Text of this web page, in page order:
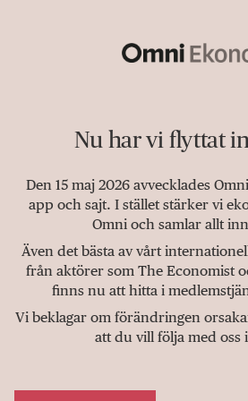
Nu har vi flyttat
Den 15 maj 2026 avvecklades
app och sajt. I stället stärker vi
Omni och samlar allt
Även det bästa av vårt
från aktörer som The Economist
finns nu att hitta i
Vi beklagar om förändringen
att du vill följa med oss